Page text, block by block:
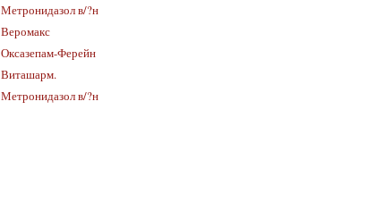
Метронидазол в/?н
Веромакс
Оксазепам-Ферейн
Виташарм.
Метронидазол в/?н